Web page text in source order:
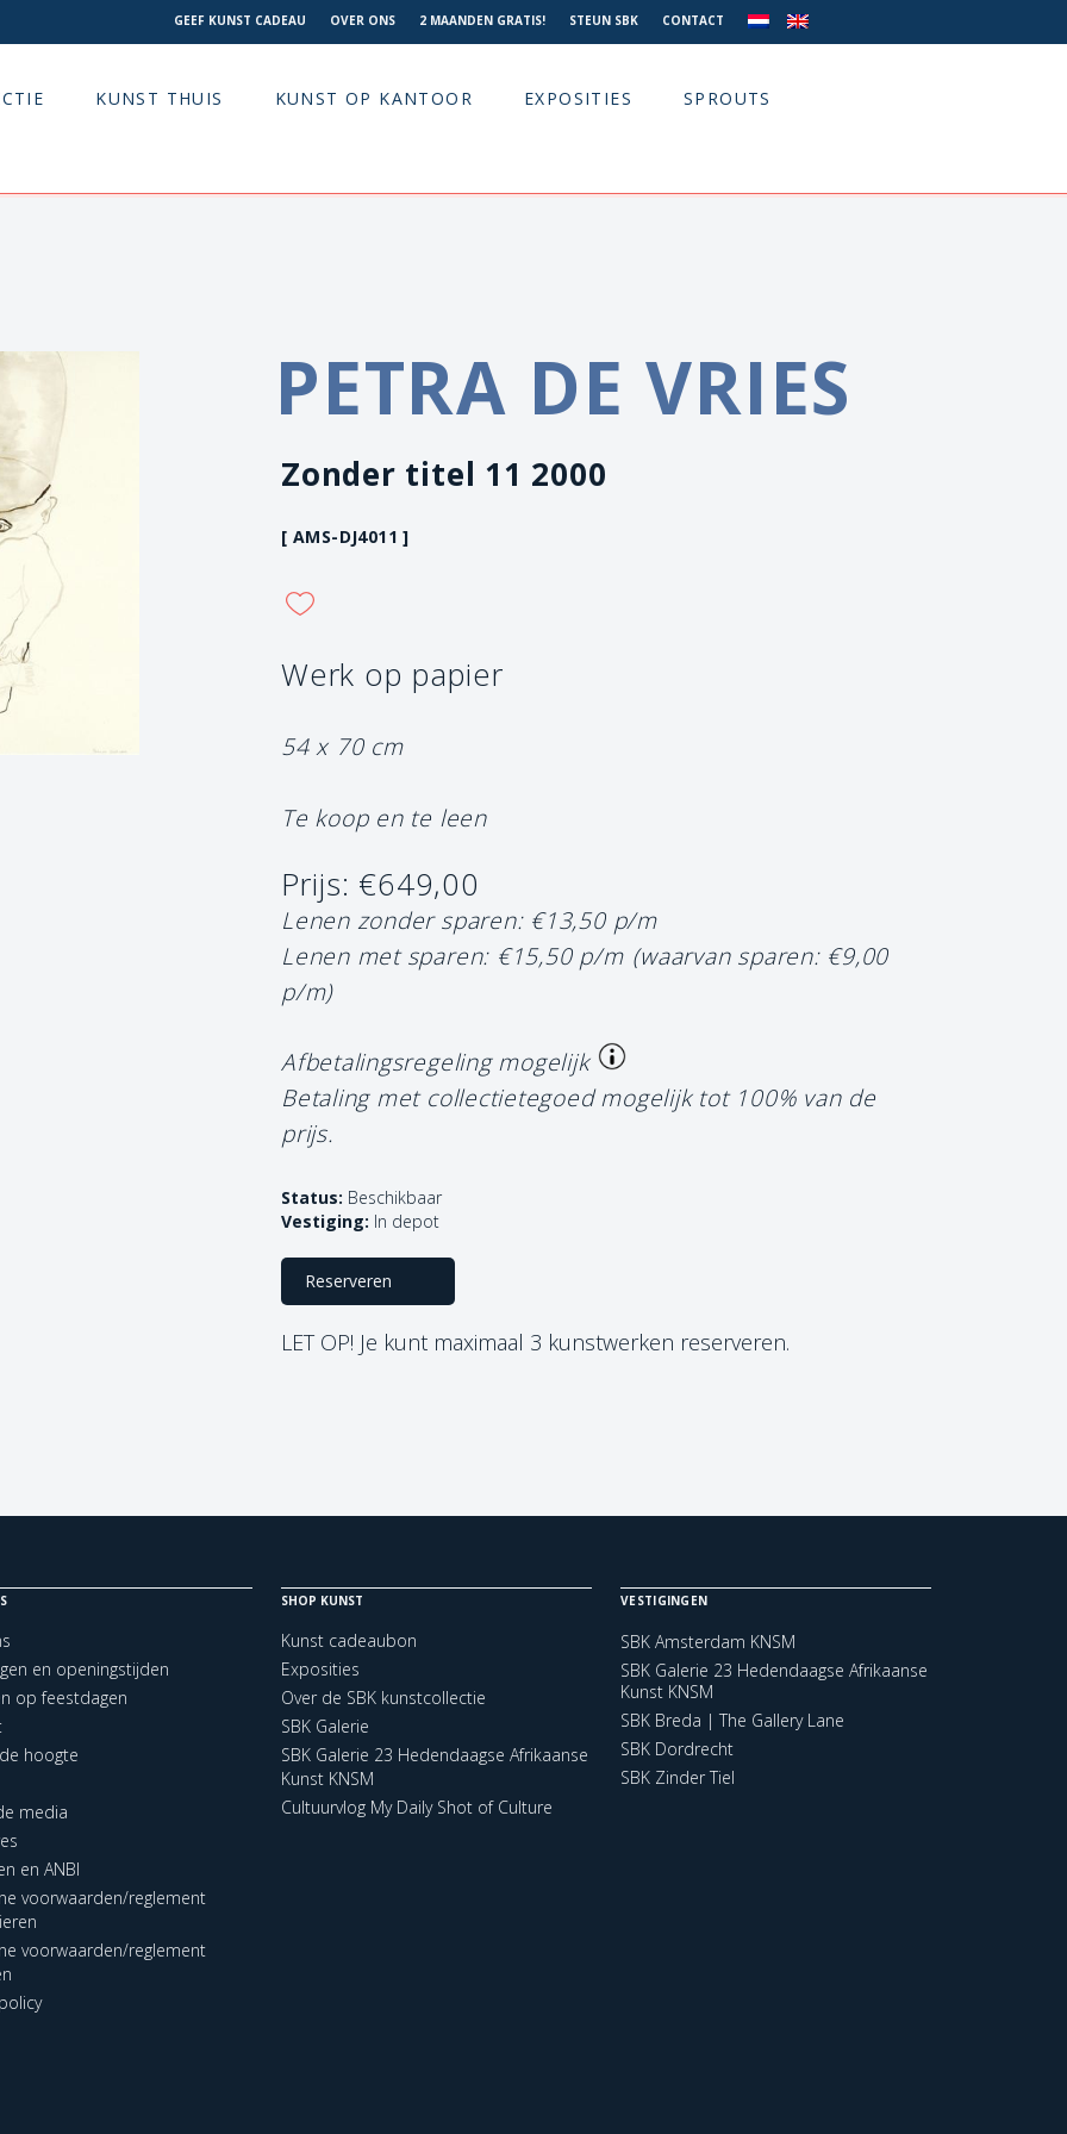
GEEF KUNST CADEAU OVER ONS 2 MAANDEN GRATIS! STEUN SBK CONTACT
KUNST THUIS KUNST OP KANTOOR EXPOSITIES SPROUTS
PETRA DE VRIES
Zonder titel 11 2000
[ AMS-DJ4011 ]
Werk op papier
54 x 70 cm
Te koop en te leen
Prijs: €649,00
Lenen zonder sparen: €13,50 p/m
Lenen met sparen: €15,50 p/m (waarvan sparen: €9,00
p/m)
Afbetalingsregeling mogelijk
Betaling met collectietegoed mogelijk tot 100% van de
prijs.
Status: Beschikbaar
Vestiging: In depot
Reserveren
LET OP! Je kunt maximaal 3 kunstwerken reserveren.
en openingstijden
op feestdagen
hoogte
media
en ANBI
voorwaarden/reglement
voorwaarden/reglement
SHOP KUNST
Kunst cadeaubon
Exposities
Over de SBK kunstcollectie
SBK Galerie
SBK Galerie 23 Hedendaagse Afrikaanse
Kunst KNSM
Cultuurvlog My Daily Shot of Culture
VESTIGINGEN
SBK Amsterdam KNSM
SBK Galerie 23 Hedendaagse Afrikaanse
Kunst KNSM
SBK Breda | The Gallery Lane
SBK Dordrecht
SBK Zinder Tiel